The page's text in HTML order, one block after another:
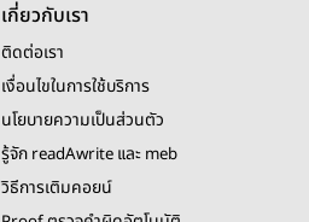
เกี่ยวกับเรา
ติดต่อเรา
เงื่อนไขในการใช้บริการ
นโยบายความเป็นส่วนตัว
รู้จัก readAwrite และ meb
วิธีการเติมคอยน์